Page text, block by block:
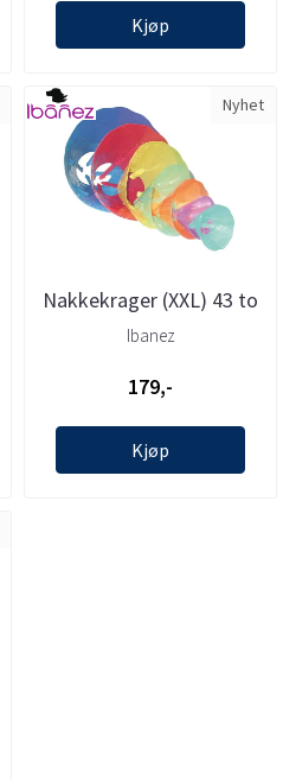
Kjøp
Nyhet
Nakkekrager (XXL) 43 to
52cm, Ibanez
Ibanez
179,-
Kjøp